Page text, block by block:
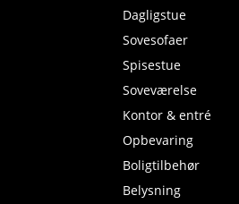
Dagligstue
Sovesofaer
Spisestue
Soveværelse
Kontor & entré
Opbevaring
Boligtilbehør
Belysning